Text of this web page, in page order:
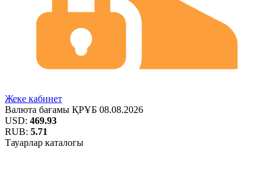
Жеке кабинет
Валюта бағамы ҚРҰБ 08.08.2026
USD: 469.93
RUB: 5.71
Тауарлар каталогы